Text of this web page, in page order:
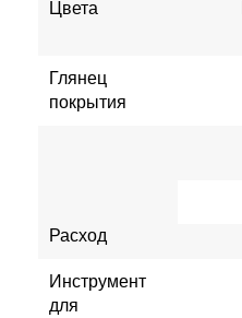
Цвета
Глянец
покрытия
Расход
Инструмент
для